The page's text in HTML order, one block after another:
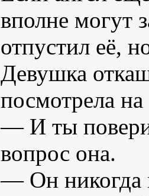
вполне могут
отпустил её,
Девушка
посмотрела на
— И ты
вопрос она.
— Он никогда